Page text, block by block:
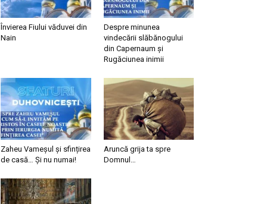
Învierea Fiului văduvei din
Nain
Despre minunea
vindecării slăbănogului
din Capernaum și
Rugăciunea inimii
Zaheu Vameșul și sfințirea
de casă… Și nu numai!
Aruncă grija ta spre
Domnul…